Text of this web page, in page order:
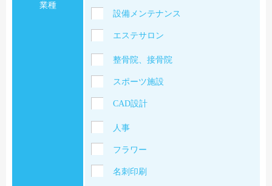
業種
設備メンテナンス
エステサロン
整骨院、接骨院
スポーツ施設
CAD設計
人事
フラワー
名刺印刷